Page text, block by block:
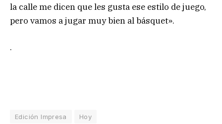
la calle me dicen que les gusta ese estilo de juego,
pero vamos a jugar muy bien al básquet».
.
Edición Impresa Hoy